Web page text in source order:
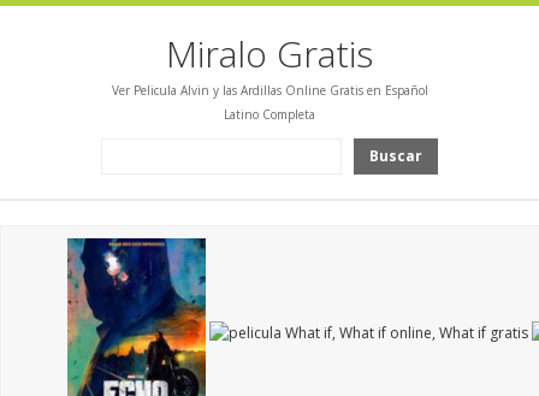
Miralo Gratis
Ver Pelicula Alvin y las Ardillas Online Gratis en Español
Latino Completa
Buscar